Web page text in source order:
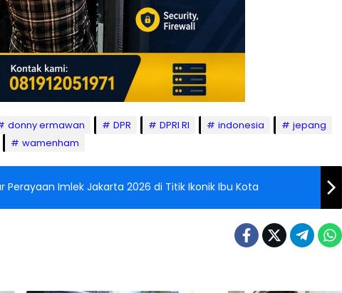
donny ermawan DPR DPRI RI indonesia
jepang
wamenham
Perayaan Imlek Jakarta 2026 di Titik Ikonik Ibu Kota